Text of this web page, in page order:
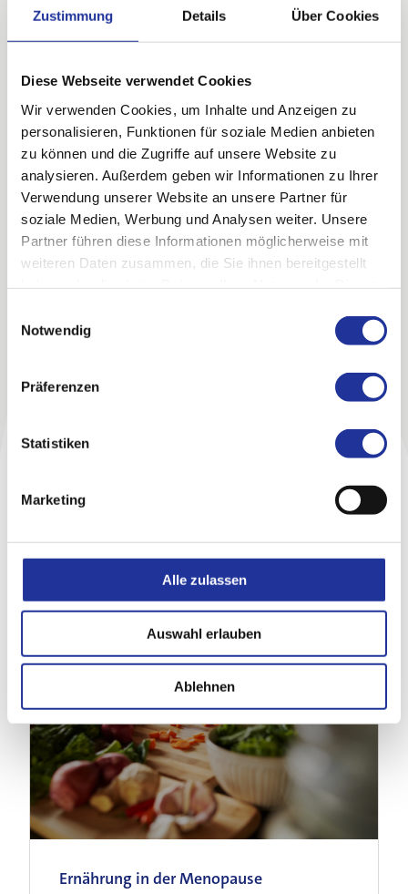
Zustimmung Details Über Cookies
Diese Webseite verwendet Cookies
Wir verwenden Cookies, um Inhalte und Anzeigen zu
personalisieren, Funktionen für soziale Medien anbieten
zu können und die Zugriffe auf unsere Website zu
analysieren. Außerdem geben wir Informationen zu Ihrer
Verwendung unserer Website an unsere Partner für
soziale Medien, Werbung und Analysen weiter. Unsere
Partner führen diese Informationen möglicherweise mit
weiteren Daten zusammen, die Sie ihnen bereitgestellt
Notwendig
Präferenzen
Statistiken
Marketing
Alle zulassen
Auswahl erlauben
Ablehnen
Jobs & Karriere
Aktuelles
freuen uns, Selina auf ihrem Weg begleiten und
unterstützen zu dürfen, und drücken ihr für diesen
Jubilarenanlass 2026
die Merian Iselin Klinik bei 31 Mitarbeitenden für
und dem Besuch des Basler Tattoos stand die
Mittelpunkt.
Ernährung in der Menopause